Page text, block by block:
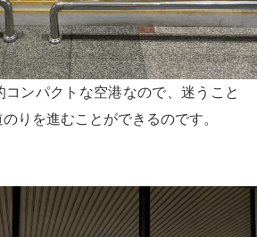
コンパクトな空港なので、迷うこと
りを進むことができるのです。